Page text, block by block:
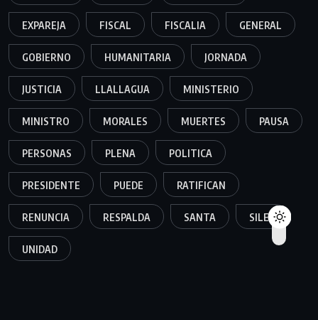
EXPAREJA FISCAL FISCALIA GENERAL
GOBIERNO HUMANITARIA JORNADA
JUSTICIA LLALLAGUA MINISTERIO
MINISTRO MORALES MUERTES PAUSA
PERSONAS PLENA POLITICA
PRESIDENTE PUEDE RATIFICAN
RENUNCIA RESPALDA SANTA SILES
UNIDAD